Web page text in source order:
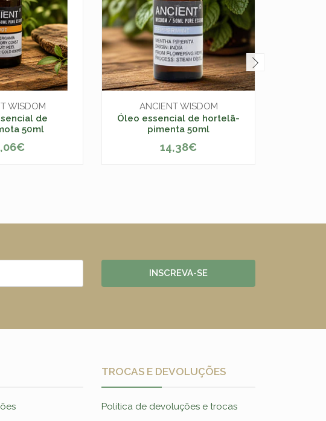
WISDOM
de
50ml
+
ANCIENT WISDOM
Óleo essencial de hortelã-
pimenta 50ml
+
14,38€
INSCREVA-SE
TROCAS E DEVOLUÇÕES
Política de devoluções e trocas